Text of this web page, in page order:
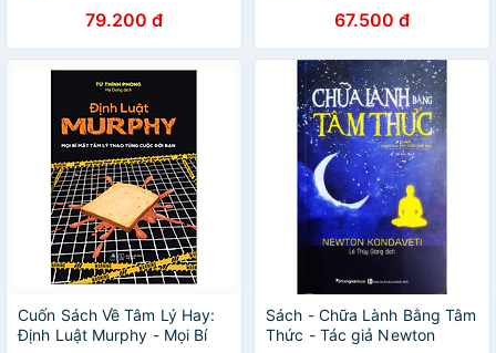
79.200 đ 67.500 đ
Cuốn Sách Về Tâm Lý Hay:
Định Luật Murphy - Mọi Bí
Sách - Chữa Lành Bằng Tâm
Thức - Tác giả Newton